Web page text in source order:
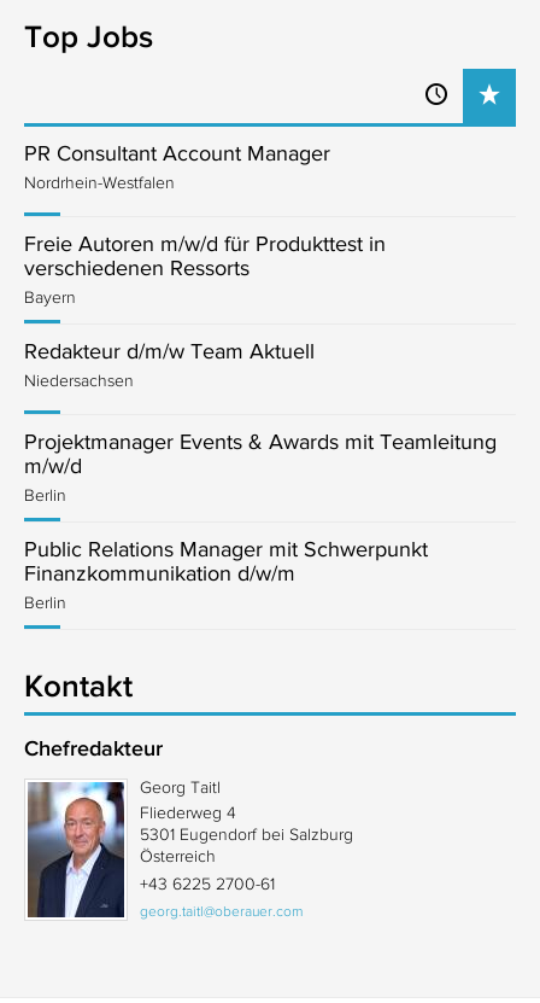
Top Jobs
PR Consultant Account Manager
Nordrhein-Westfalen
Freie Autoren m/w/d für Produkttest in
verschiedenen Ressorts
Bayern
Redakteur d/m/w Team Aktuell
Niedersachsen
Projektmanager Events & Awards mit Teamleitung
m/w/d
Berlin
Public Relations Manager mit Schwerpunkt
Finanzkommunikation d/w/m
Berlin
Kontakt
Chefredakteur
Georg Taitl
Fliederweg 4
5301 Eugendorf bei Salzburg
Österreich
+43 6225 2700-61
georg.taitl@oberauer.com